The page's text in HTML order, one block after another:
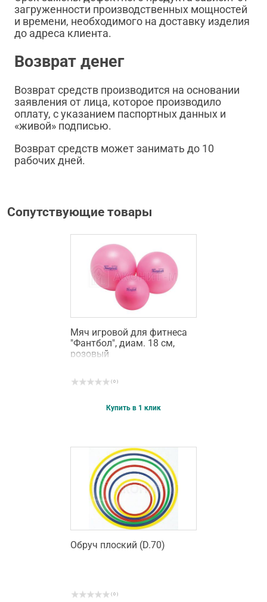
загруженности производственных мощностей
и времени, необходимого на доставку изделия
до адреса клиента.
Возврат денег
Возврат средств производится на основании
заявления от лица, которое производило
оплату, с указанием паспортных данных и
«живой» подписью.
Возврат средств может занимать до 10
рабочих дней.
Сопутствующие товары
Мяч игровой для фитнеса
"Фантбол", диам. 18 см,
розовый
( 0 )
Купить в 1 клик
Обруч плоский (D.70)
( 0 )